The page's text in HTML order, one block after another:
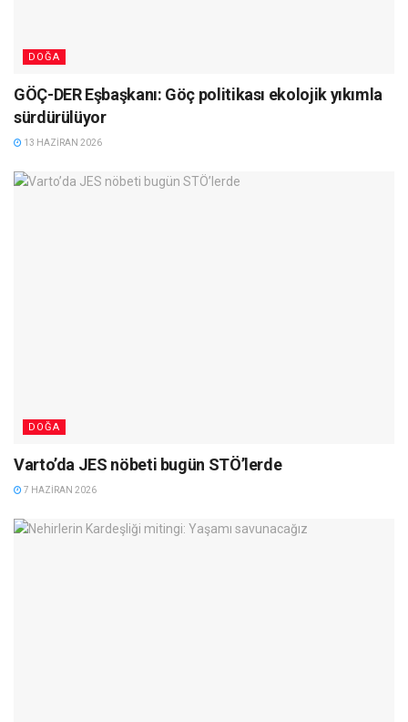
DOĞA
GÖÇ-DER Eşbaşkanı: Göç politikası ekolojik yıkımla
sürdürülüyor
13 HAZIRAN 2026
DOĞA
Varto’da JES nöbeti bugün STÖ’lerde
7 HAZIRAN 2026